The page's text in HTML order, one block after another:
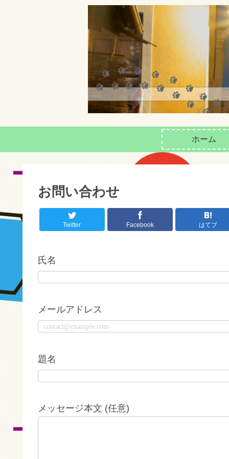
ホーム
お問い合わせ
Twitter Facebook はてブ
氏名
メールアドレス
題名
メッセージ本文 (任意)